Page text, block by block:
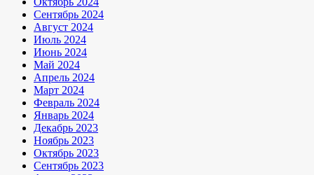
Сентябрь 2024
Август 2024
Июль 2024
Июнь 2024
Май 2024
Апрель 2024
Март 2024
Февраль 2024
Январь 2024
Декабрь 2023
Ноябрь 2023
Октябрь 2023
Сентябрь 2023